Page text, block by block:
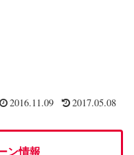
2016.11.09 2017.05.08
ン情報